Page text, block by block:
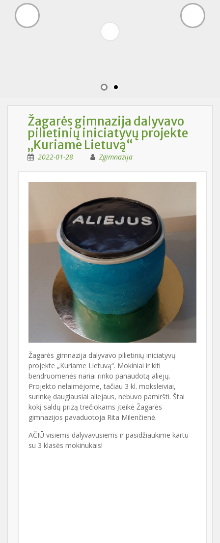
Žagarės gimnazija dalyvavo
pilietinių iniciatyvų projekte
„Kuriame Lietuvą“
2022-01-28 Zgimnazija
Žagarės gimnazija dalyvavo pilietinių iniciatyvų
projekte „Kuriame Lietuvą“. Mokiniai ir kiti
bendruomenės nariai rinko panaudotą aliejų.
Projekto nelaimėjome, tačiau 3 kl. moksleiviai,
surinkę daugiausiai aliejaus, nebuvo pamiršti. Štai
kokį saldų prizą trečiokams įteikė Žagarės
gimnazijos pavaduotoja Rita Milenčienė.
AČIŪ visiems dalyvavusiems ir pasidžiaukime kartu
su 3 klasės mokinukais!